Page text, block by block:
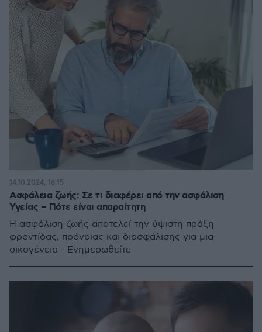
Ασφάλεια ζωής: Σε τι διαφέρει από την ασφάλιση
Υγείας – Πότε είναι απαραίτητη
Η ασφάλιση ζωής αποτελεί την ύψιστη πράξη
φροντίδας, πρόνοιας και διασφάλισης για μια
οικογένεια - Ενημερωθείτε
14.10.2024, 16:15